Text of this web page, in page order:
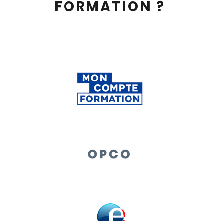
FORMATION ?